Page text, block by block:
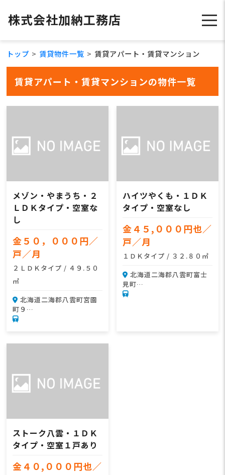
株式会社加納工務店
トップ 賃貸物件一覧 賃貸アパート・賃貸マンション
賃貸アパート・賃貸マンションの物件一覧
メゾン・やまうち・２
ＬＤＫタイプ・空室な
し
金５０，０００円／
戸／月
２ＬＤＫタイプ / ４９.５０
㎡
北海道二海郡八雲町宮園
町９…
ハイツやくも・１ＤＫ
タイプ・空室なし
金４５,０００円也／
戸／月
１ＤＫタイプ / ３２.８０㎡
北海道二海郡八雲町富士
見町…
ストーク八雲・１ＤＫ
タイプ・空室１戸あり
金４０,０００円也／